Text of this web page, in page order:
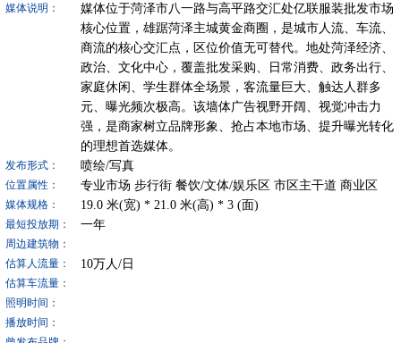
媒体说明：
媒体位于菏泽市八一路与高平路交汇处亿联服装批发市场
核心位置，雄踞菏泽主城黄金商圈，是城市人流、车流、
商流的核心交汇点，区位价值无可替代。地处菏泽经济、
政治、文化中心，覆盖批发采购、日常消费、政务出行、
家庭休闲、学生群体全场景，客流量巨大、触达人群多
元、曝光频次极高。该墙体广告视野开阔、视觉冲击力
强，是商家树立品牌形象、抢占本地市场、提升曝光转化
的理想首选媒体。
发布形式： 喷绘/写真
位置属性： 专业市场 步行街 餐饮/文体/娱乐区 市区主干道 商业区
媒体规格： 19.0米(宽) * 21.0米(高) * 3(面)
最短投放期： 一年
周边建筑物：
估算人流量：
10万人/日
估算车流量：
照明时间：
播放时间：